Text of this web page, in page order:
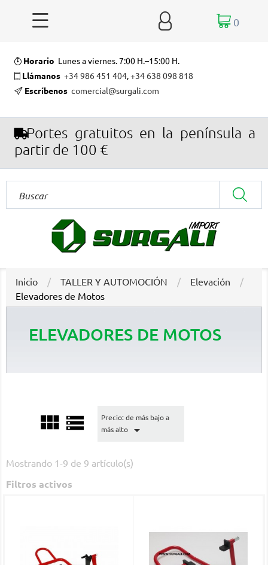
  0
Horario Lunes a viernes. 7:00 H.–15:00 H.
Llámanos +34 986 451 404,+34 638 098 818
Escríbenos comercial@surgali.com
Portes gratuitos en la península a
partir de 100 €
Inicio TALLER Y AUTOMOCIÓN
Elevación
Elevadores de Motos
ELEVADORES DE MOTOS
 
Precio: de más bajo a
más alto

Mostrando 1-9 de 9 artículo(s)
Filtros activos